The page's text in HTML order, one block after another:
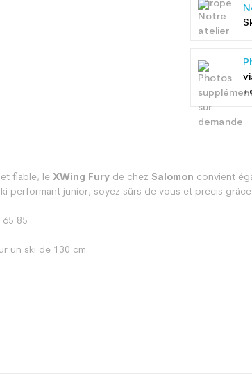
fiable, le XWing Furyde chez Salomon convient
performant junior, soyez sûrs de vous et précis
65 85
un ski de 130 cm